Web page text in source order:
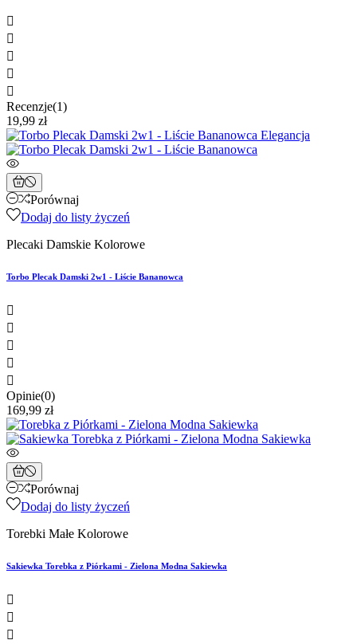





Recenzje(1)
19,99 zł
Porównaj
Dodaj do listy życzeń
Plecaki Damskie Kolorowe
Torbo Plecak Damski 2w1 - Liście Bananowca





Opinie(0)
169,99 zł
Porównaj
Dodaj do listy życzeń
Torebki Małe Kolorowe
Sakiewka Torebka z Piórkami - Zielona Modna Sakiewka


